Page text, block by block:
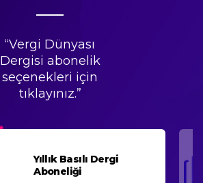
“Vergi Dünyası
Dergisi abonelik
seçenekleri için
tıklayınız.”
Yıllık Basılı Dergi
Aboneliği